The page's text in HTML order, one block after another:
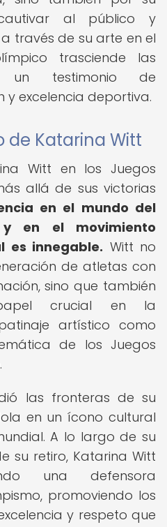
al público y
través de su arte en el
trasciende las
un testimonio de
y excelencia deportiva.
de Katarina Witt
Witt en los Juegos
allá de sus victorias
en el mundo del
en el movimiento
es innegable. Witt no
de atletas con
sino que también
crucial en la
artístico como
de los Juegos
las fronteras de su
en un ícono cultural
A lo largo de su
su retiro, Katarina Witt
una defensora
promoviendo los
y respeto que